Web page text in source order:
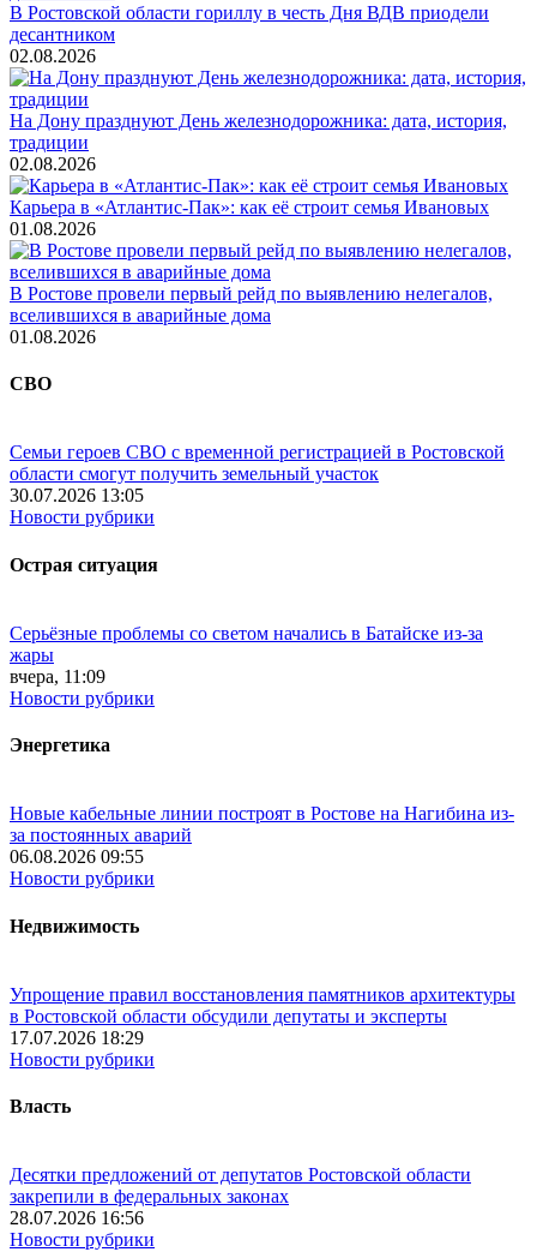
В Ростовской области гориллу в честь Дня ВДВ приодели
десантником
02.08.2026
На Дону празднуют День железнодорожника: дата, история,
традиции
02.08.2026
Карьера в «Атлантис-Пак»: как её строит семья Ивановых
01.08.2026
В Ростове провели первый рейд по выявлению нелегалов,
вселившихся в аварийные дома
01.08.2026
СВО
Семьи героев СВО с временной регистрацией в Ростовской
области смогут получить земельный участок
30.07.2026 13:05
Новости рубрики
Острая ситуация
Серьёзные проблемы со светом начались в Батайске из-за
жары
вчера, 11:09
Новости рубрики
Энергетика
Новые кабельные линии построят в Ростове на Нагибина из-
за постоянных аварий
06.08.2026 09:55
Новости рубрики
Недвижимость
Упрощение правил восстановления памятников архитектуры
в Ростовской области обсудили депутаты и эксперты
17.07.2026 18:29
Новости рубрики
Власть
Десятки предложений от депутатов Ростовской области
закрепили в федеральных законах
28.07.2026 16:56
Новости рубрики